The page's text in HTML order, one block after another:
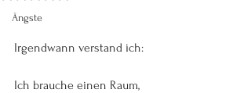
Ängste
Irgendwann verstand ich:
Ich brauche einen Raum,